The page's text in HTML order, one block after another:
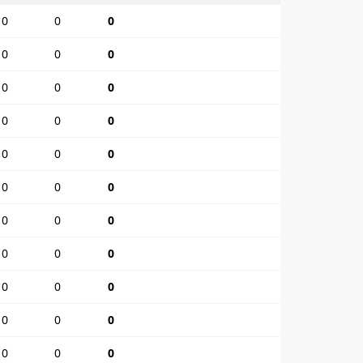
0 0 0
0 0 0
0 0 0
0 0 0
0 0 0
0 0 0
0 0 0
0 0 0
0 0 0
0 0 0
0 0 0